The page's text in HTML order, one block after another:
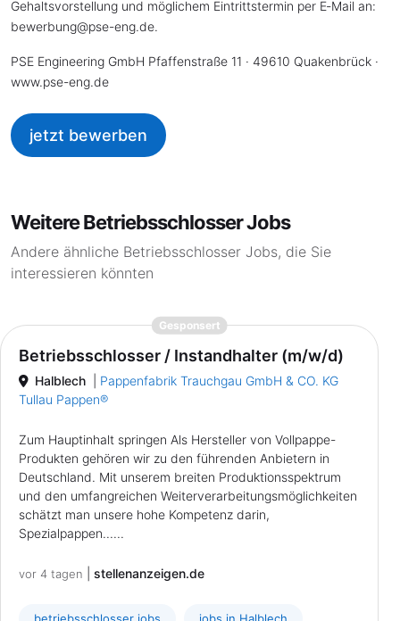
Gehaltsvorstellung und möglichem Eintrittstermin per E‑Mail an:
bewerbung@pse-eng.de.
PSE Engineering GmbH Pfaffenstraße 11 · 49610 Quakenbrück ·
www.pse-eng.de
jetzt bewerben
Weitere Betriebsschlosser Jobs
Andere ähnliche Betriebsschlosser Jobs, die Sie
interessieren könnten
Gesponsert{prompt.job}
Betriebsschlosser / Instandhalter (m/w/d)
Halblech
Pappenfabrik Trauchgau GmbH & CO. KG
Tullau Pappen®
Zum Hauptinhalt springen Als Hersteller von Vollpappe-
Produkten gehören wir zu den führenden Anbietern in
Deutschland. Mit unserem breiten Produktionsspektrum
und den umfangreichen Weiterverarbeitungsmöglichkeiten
schätzt man unsere hohe Kompetenz darin,
Spezialpappen......
vor 4 tagen stellenanzeigen.de